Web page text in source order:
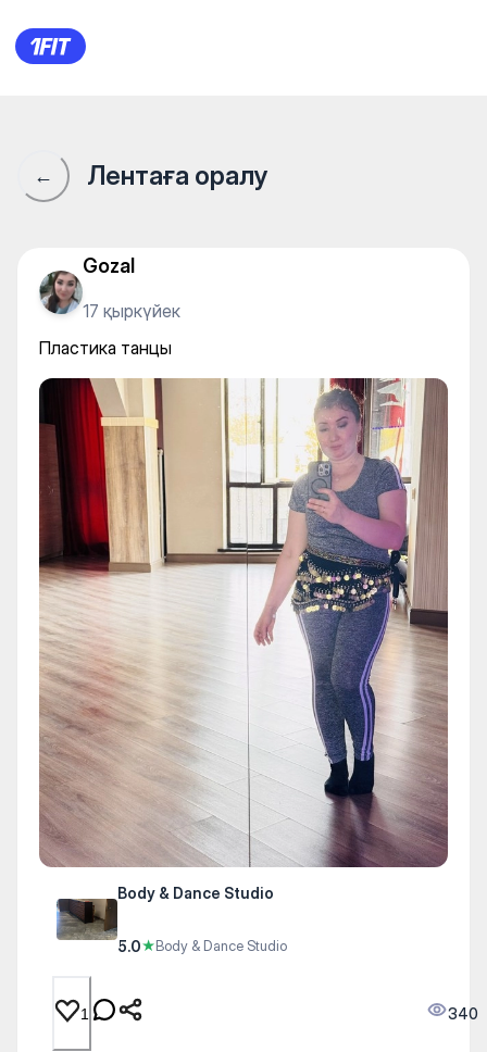
Body & Dance Studio —
← Лентаға оралу
Gozal
17 қыркүйек
Пластика танцы
Body & Dance Studio
5.0★Body & Dance Studio
1 340